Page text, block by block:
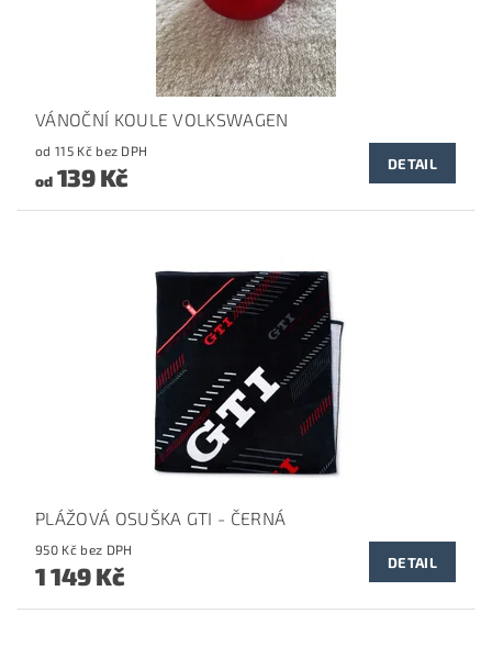
VÁNOČNÍ KOULE VOLKSWAGEN
od 115 Kč bez DPH
od139 Kč DETAIL
PLÁŽOVÁ OSUŠKA GTI - ČERNÁ
950 Kč bez DPH
1 149 Kč DETAIL